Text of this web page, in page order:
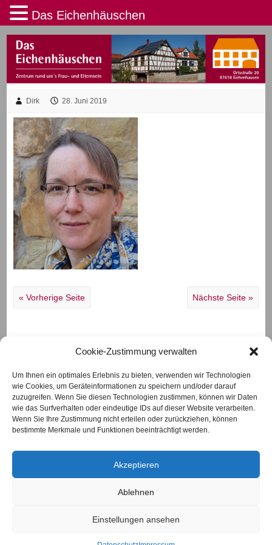
erklären Sie sich damit einverstanden.
Nähere Informationen erhalten Sie
OK!
Cookie-Zustimmung verwalten
Um Ihnen ein optimales Erlebnis zu bieten, verwenden wir Technologien
wie Cookies, um Geräteinformationen zu speichern und/oder darauf
zuzugreifen. Wenn Sie diesen Technologien zustimmen, können wir Daten
wie das Surfverhalten oder eindeutige IDs auf dieser Website verarbeiten.
Wenn Sie Ihre Zustimmung nicht erteilen oder zurückziehen, können
bestimmte Merkmale und Funktionen beeinträchtigt werden.
Akzeptieren
Ablehnen
Einstellungen ansehen
Dirk 28. Juni 2019
« Vorherige Seite Nächste Seite »
Das Eichenhäuschen
Ortsstraße 20
97618 Eichenhausen
Telefon 09762/930777
www.das-eichenhaeuschen.de
Das Eichenhäuschen